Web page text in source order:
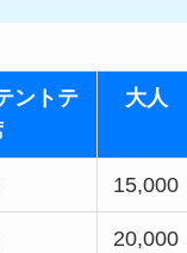
ントテ
大人
15,000
20,000